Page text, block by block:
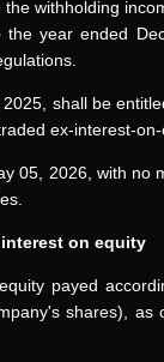
withholding
year ended
shall be
ex-interest-
05, 2026, with no
on equity
payed
shares),